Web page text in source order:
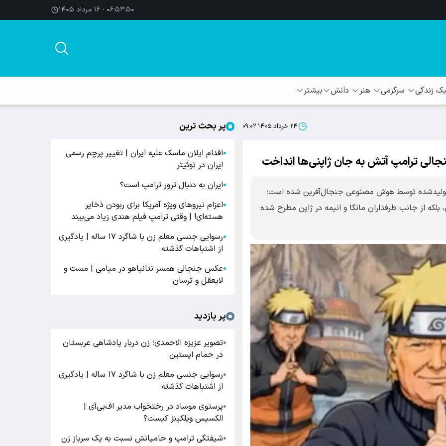
۰۶:۵۳:۵۰ - ۱۶ مرداد ۱۴۰۵
زندگی سرگرمی هنر دانش بیشتر
۲۴ خرداد ۱۴۰۵ ۰۹:۰۲
تولیدشده توسط هوش مصنوعی جنجال‌آفرین شده است؛
از جانب طرفداران مانگا و انیمه در ژاپن مطرح شده
پر بحث ترین
●اقدام ایلان ماسک علیه ایران | تغییر پرچم رسمی
ایران در توئیتر
●ایران به دنبال ترور ترامپ است؟
●اعزام نیروهای ویژه آمریکا برای ربودن ذخایر
هسته‌ای! | وقتی ترامپ فیلم هندی زیاد می‌بیند
●
رسوایی جنسی معلم زن با شاگرد ۱۷ ساله | یادگیری
از اشتباهات گذشته
●عکس جنجالی همسر نتانیاهو در میامی | مست و
لایعقل و ترسان
پر بازدید
●تصویر عزیزه الاحمدی؛ زن دربار پادشاهی عربستان
در حمام اپستین
●
رسوایی جنسی معلم زن با شاگرد ۱۷ ساله | یادگیری
از اشتباهات گذشته
●پرستوی موساد در رختخواب مدیر اف‌بی‌آی |
الکسیس ویلکینز کیست؟
●شیفتگی ترامپ و حامیانش نسبت به یک سرباز زن